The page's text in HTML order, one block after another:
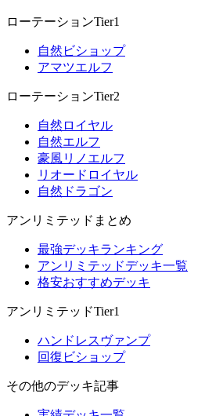
ローテーションTier1
自然ビショップ
アマツエルフ
ローテーションTier2
自然ロイヤル
自然エルフ
豪風リノエルフ
リオードロイヤル
自然ドラゴン
アンリミテッドまとめ
最強デッキランキング
アンリミテッドデッキ一覧
格安おすすめデッキ
アンリミテッドTier1
ハンドレスヴァンプ
回復ビショップ
その他のデッキ記事